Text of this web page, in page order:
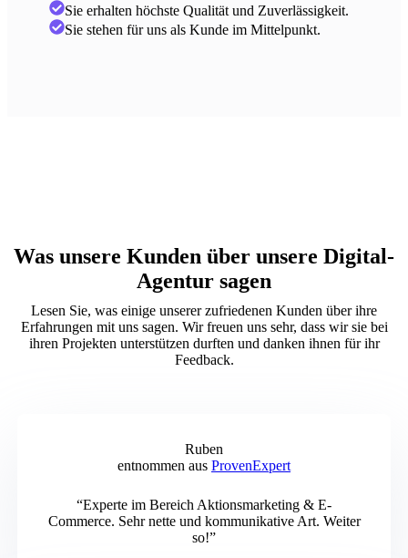
Sie erhalten höchste Qualität und Zuverlässigkeit.
Sie stehen für uns als Kunde im Mittelpunkt.
Was unsere Kunden über unsere Digital-
Agentur sagen
Lesen Sie, was einige unserer zufriedenen Kunden über ihre
Erfahrungen mit uns sagen. Wir freuen uns sehr, dass wir sie bei
ihren Projekten unterstützen durften und danken ihnen für ihr
Feedback.
Ruben
entnommen aus ProvenExpert
“Experte im Bereich Aktionsmarketing & E-
Commerce. Sehr nette und kommunikative Art. Weiter
so!”